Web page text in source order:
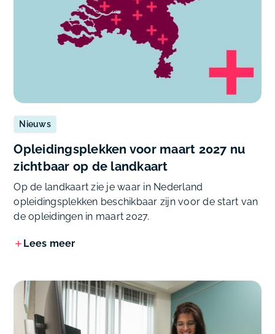
Nieuws
Opleidingsplekken voor maart 2027 nu
zichtbaar op de landkaart
Op de landkaart zie je waar in Nederland
opleidingsplekken beschikbaar zijn voor de start van
de opleidingen in maart 2027.
Lees meer